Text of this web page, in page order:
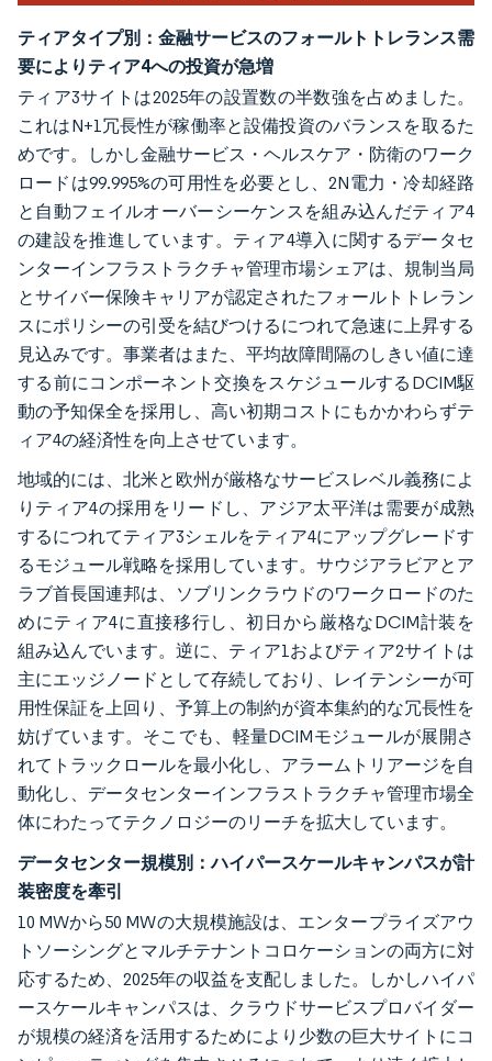
ティアタイプ別：金融サービスのフォールトトレランス需
要によりティア4への投資が急増
ティア3サイトは2025年の設置数の半数強を占めました。
これはN+1冗長性が稼働率と設備投資のバランスを取るた
めです。しかし金融サービス・ヘルスケア・防衛のワーク
ロードは99.995%の可用性を必要とし、2N電力・冷却経路
と自動フェイルオーバーシーケンスを組み込んだティア4
の建設を推進しています。ティア4導入に関するデータセ
ンターインフラストラクチャ管理市場シェアは、規制当局
とサイバー保険キャリアが認定されたフォールトトレラン
スにポリシーの引受を結びつけるにつれて急速に上昇する
見込みです。事業者はまた、平均故障間隔のしきい値に達
する前にコンポーネント交換をスケジュールするDCIM駆
動の予知保全を採用し、高い初期コストにもかかわらずテ
ィア4の経済性を向上させています。
地域的には、北米と欧州が厳格なサービスレベル義務によ
りティア4の採用をリードし、アジア太平洋は需要が成熟
するにつれてティア3シェルをティア4にアップグレードす
るモジュール戦略を採用しています。サウジアラビアとア
ラブ首長国連邦は、ソブリンクラウドのワークロードのた
めにティア4に直接移行し、初日から厳格なDCIM計装を
組み込んでいます。逆に、ティア1およびティア2サイトは
主にエッジノードとして存続しており、レイテンシーが可
用性保証を上回り、予算上の制約が資本集約的な冗長性を
妨げています。そこでも、軽量DCIMモジュールが展開さ
れてトラックロールを最小化し、アラームトリアージを自
動化し、データセンターインフラストラクチャ管理市場全
体にわたってテクノロジーのリーチを拡大しています。
データセンター規模別：ハイパースケールキャンパスが計
装密度を牽引
10 MWから50 MWの大規模施設は、エンタープライズアウ
トソーシングとマルチテナントコロケーションの両方に対
応するため、2025年の収益を支配しました。しかしハイパ
ースケールキャンパスは、クラウドサービスプロバイダー
が規模の経済を活用するためにより少数の巨大サイトにコ